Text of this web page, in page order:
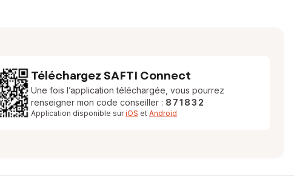
Téléchargez SAFTI Connect
Une fois l’application téléchargée, vous pourrez
renseigner mon code conseiller : 871832
Application disponible suriOS et Android